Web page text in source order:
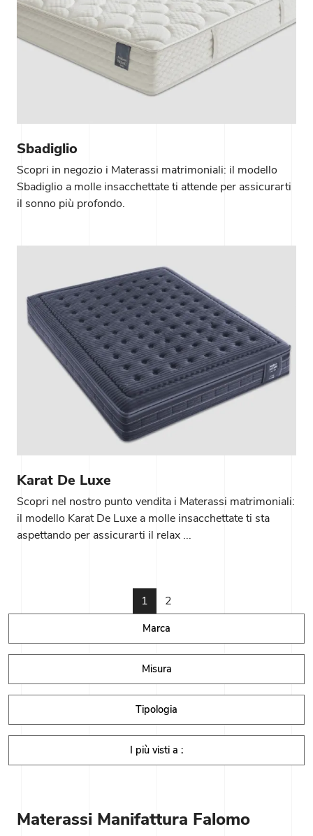
Sbadiglio
Scopri in negozio i Materassi matrimoniali: il modello
Sbadiglio a molle insacchettate ti attende per assicurarti
il sonno più profondo.
Karat De Luxe
Scopri nel nostro punto vendita i Materassi matrimoniali:
il modello Karat De Luxe a molle insacchettate ti sta
aspettando per assicurarti il relax ...
1 2
Marca
Misura
Tipologia
I più visti a :
Materassi Manifattura Falomo